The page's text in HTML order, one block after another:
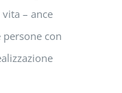
– ance
con